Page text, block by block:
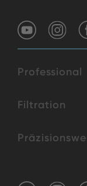
Professional
Filtration